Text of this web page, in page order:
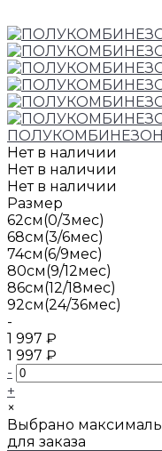
ПОЛУКОМБИНЕЗОН
Нет в наличии
Нет в наличии
Нет в наличии
Размер
62см(0/3мес)
68см(3/6мес)
74см(6/9мес)
80см(9/12мес)
86см(12/18мес)
92см(24/36мес)
-
1 997 ₽
1 997 ₽
-
+
×
Выбрано
для заказа